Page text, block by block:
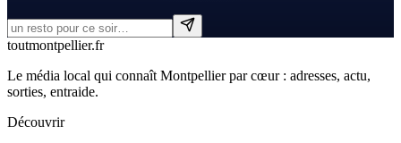
toutmontpellier.fr
Le média local qui connaît Montpellier par cœur : adresses, actu,
sorties, entraide.
Découvrir